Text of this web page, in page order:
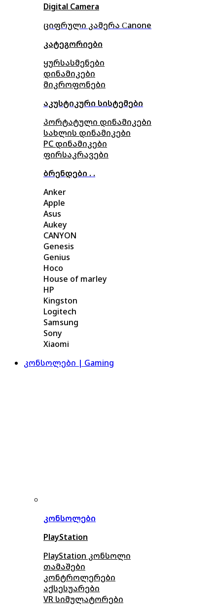
Digital Camera
ციფრული კამერა Сanone
კატეგორიები
ყურსასმენები
დინამიკები
მიკროფონები
აკუსტიკური სისტემები
პორტატული დინამიკები
სახლის დინამიკები
PC დინამიკები
ფირსაკრავები
ბრენდები . .
Anker
Apple
Asus
Aukey
CANYON
Genesis
Genius
Hoco
House of marley
HP
Kingston
Logitech
Samsung
Sony
Xiaomi
კონსოლები | Gaming
კონსოლები
PlayStation
PlayStation კონსოლი
თამაშები
კონტროლერები
აქსესუარები
VR სიმულატორები